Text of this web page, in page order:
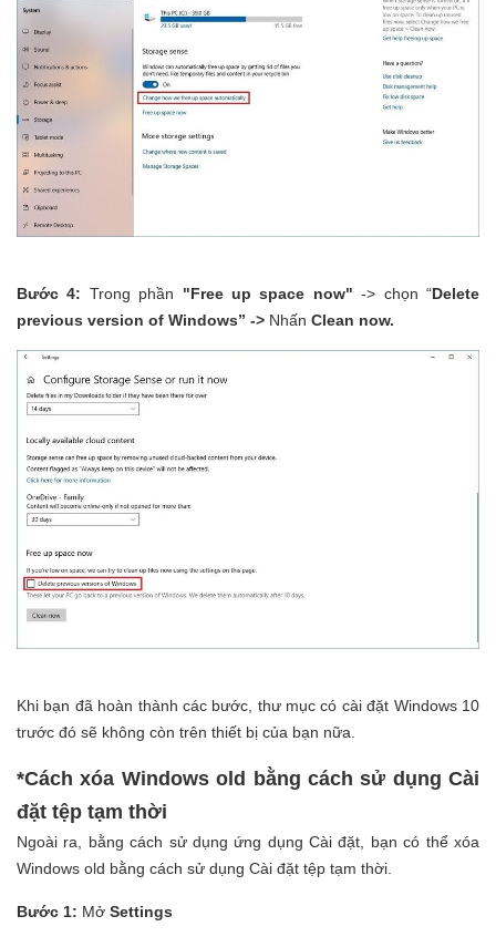
Bước 4: Trong phần "Free up space now" -> chọn “Delete
previous version of Windows” -> Nhấn Clean now.
Khi bạn đã hoàn thành các bước, thư mục có cài đặt Windows 10
trước đó sẽ không còn trên thiết bị của bạn nữa.
*Cách xóa Windows old bằng cách sử dụng Cài
đặt tệp tạm thời
Ngoài ra, bằng cách sử dụng ứng dụng Cài đặt, bạn có thể xóa
Windows old bằng cách sử dụng Cài đặt tệp tạm thời.
Bước 1: Mở Settings